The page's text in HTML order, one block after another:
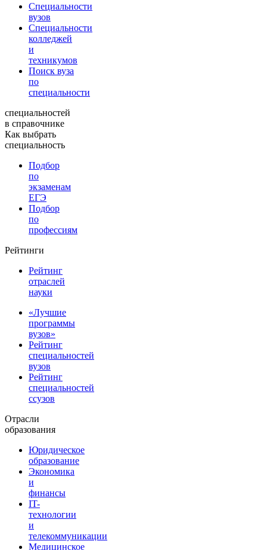
Специальности
вузов
Специальности
колледжей
и
техникумов
Поиск вуза
по
специальности
специальностей
в справочнике
Как выбрать
специальность
Подбор
по
экзаменам
ЕГЭ
Подбор
по
профессиям
Рейтинги
Рейтинг
отраслей
науки
«Лучшие
программы
вузов»
Рейтинг
специальностей
вузов
Рейтинг
специальностей
ссузов
Отрасли
образования
Юридическое
образование
Экономика
и
финансы
IT-
технологии
и
телекоммуникации
Медицинское